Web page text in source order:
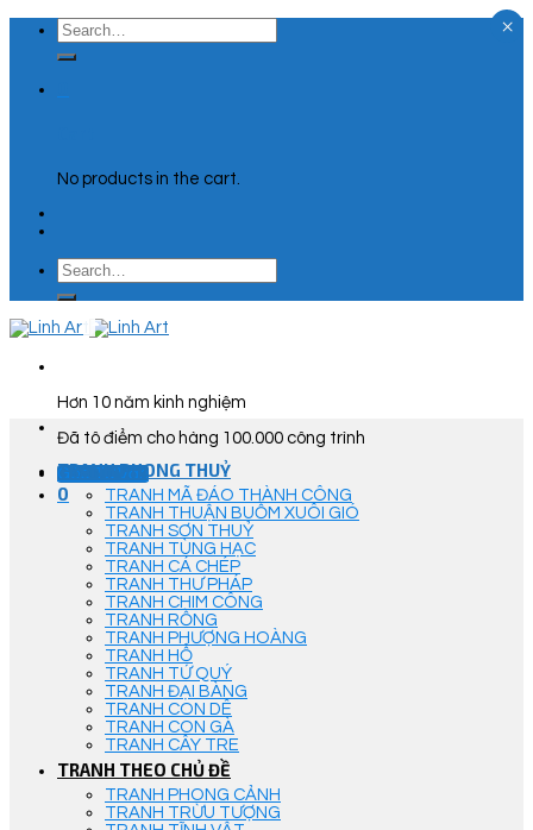
Skip
content
Search
for:
No products in the cart.
Search
for:
Hơn 10 năm kinh nghiệm
Đã tô điểm cho hàng 100.000 công trình
Góc Tư Vấn
0
TRANH PHONG THUỶ
TRANH MÃ ĐÁO THÀNH CÔNG
TRANH THUẬN BUỒM XUÔI GIÓ
TRANH SƠN THUỶ
TRANH TÙNG HẠC
TRANH CÁ CHÉP
TRANH THƯ PHÁP
TRANH CHIM CÔNG
TRANH RỒNG
TRANH PHƯỢNG HOÀNG
TRANH HỔ
TRANH TỨ QUÝ
TRANH ĐẠI BÀNG
TRANH CON DÊ
TRANH CON GÀ
TRANH CÂY TRE
TRANH THEO CHỦ ĐỀ
TRANH PHONG CẢNH
TRANH TRỪU TƯỢNG
×